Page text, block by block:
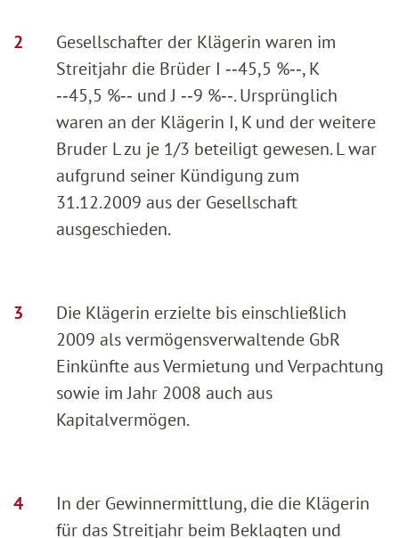
Gesellschafter der Klägerin waren im
Streitjahr die Brüder I ‑‑45,5 %‑‑, K
‑‑45,5 %‑‑ und J ‑‑9 %‑‑. Ursprünglich
waren an der Klägerin I, K und der weitere
Bruder L zu je 1/3 beteiligt gewesen. L war
aufgrund seiner Kündigung zum
31.12.2009 aus der Gesellschaft
ausgeschieden.
Die Klägerin erzielte bis einschließlich
2009 als vermögensverwaltende GbR
Einkünfte aus Vermietung und Verpachtung
sowie im Jahr 2008 auch aus
Kapitalvermögen.
In der Gewinnermittlung, die die Klägerin
für das Streitjahr beim Beklagten und